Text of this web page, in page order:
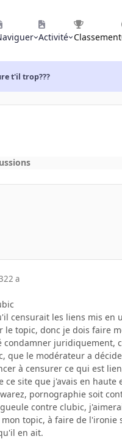
Activité Classement
t'il trop???
22 a
censurait les liens mis en
le topic, donc je dois faire
condamner juridiquement,
que le modérateur a
à censurer ce qui est
ce site que j'avais en
pornographie soit
contre clubic,
mon topic, à faire de
en ait.